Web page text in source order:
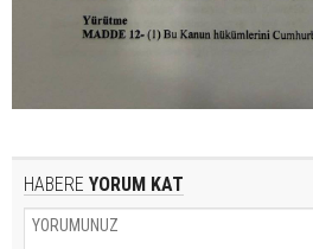
HABERE YORUM KAT